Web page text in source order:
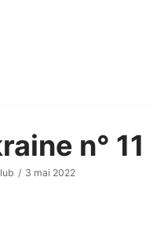
n° 11
3 mai 2022